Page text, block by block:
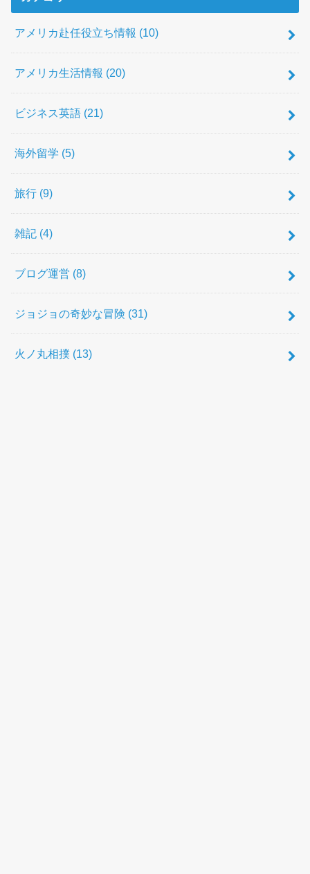
アメリカ赴任役立ち情報 (10)
アメリカ生活情報 (20)
ビジネス英語 (21)
海外留学 (5)
旅行 (9)
雑記 (4)
ブログ運営 (8)
ジョジョの奇妙な冒険 (31)
火ノ丸相撲 (13)